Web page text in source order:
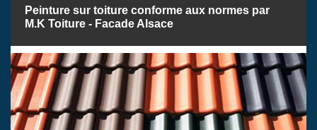
Peinture sur toiture conforme aux normes par
M.K Toiture - Facade Alsace